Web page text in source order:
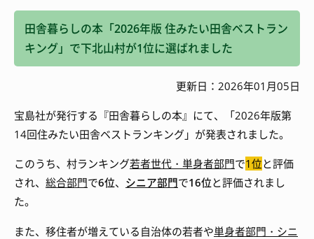
田舎暮らしの本「2026年版 住みたい田舎ベストラン
キング」で下北山村が1位に選ばれました
更新日：2026年01月05日
宝島社が発行する『田舎暮らしの本』にて、「2026年版第
14回住みたい田舎ベストランキング」が発表されました。
このうち、村ランキング若者世代・単身者部門で1位と評価
され、 総合部門で6位、 シニア部門で16位と評価されまし
た。
また、移住者が増えている自治体の若者や単身者部門・シニ